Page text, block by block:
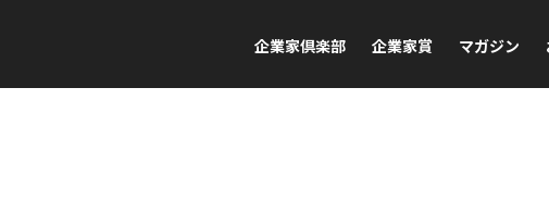
企業家倶楽部 企業家賞 マガジン